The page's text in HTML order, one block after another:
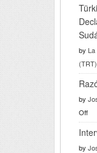
by
(TRT)
by
Offon
by